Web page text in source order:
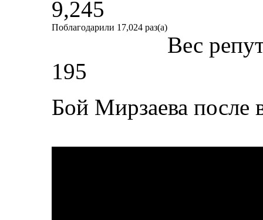
9,245
Поблагодарили 17,024 раз(а)
Вес
195
Бой Мирзаева после